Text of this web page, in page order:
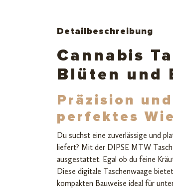
Detailbeschreibung
Cannabis
Blüten und
Präzision
perfektes
Du suchst eine zuverlässige und
liefert? Mit der DIPSE MTW
ausgestattet. Egal ob du feine
Diese digitale Taschenwaage
kompakten Bauweise ideal für